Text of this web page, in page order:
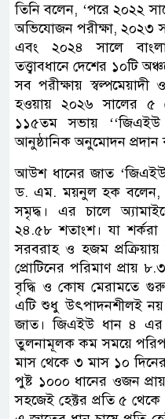
তিনি বলেন, ‘পরে ২০২২
অভিযোজন পরীক্ষা, ২০২৩
এবং ২০২৪ সালে
তত্ত্বাবধানে দেশের ১০টি
সব পরীক্ষায় স্বল্পমেয়াদী
হওয়ায় ২০২৬ সালের ৫
১১৫তম সভায়
আনুষ্ঠানিক অনুমোদন প্রদান
আউশ ধানের জাত
ড. এম. ময়নুল হক বলেন,
সমৃদ্ধ। এর চালে
২৪.৫৮ শতাংশ। যা
সরবরাহ ও হজম
প্রোটিনের পরিমাণ প্রায়
বৃদ্ধি ও কোষ মেরামতে
এটি শুধু উৎপাদনশীলই নয়,
জাত। জিএইউ ধান ৪ এর
তুলনামূলক কম সময়ে
মাস থেকে ৩ মাস ১০
পুষ্ট ১০০০ ধানের ওজন
সহজেই হেক্টর প্রতি ৫